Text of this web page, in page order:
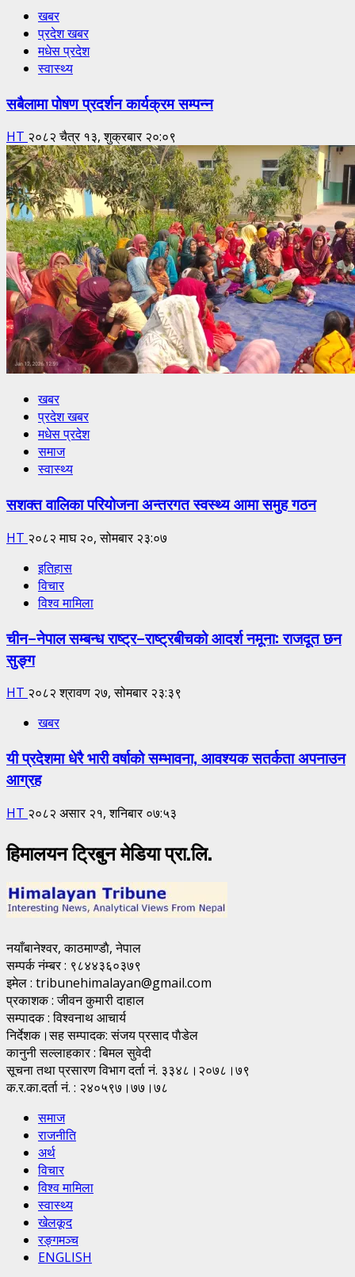
खबर
प्रदेश खबर
मधेस प्रदेश
स्वास्थ्य
सबैलामा पोषण प्रदर्शन कार्यक्रम सम्पन्न
HT २०८२ चैत्र १३, शुक्रबार २०:०९
खबर
प्रदेश खबर
मधेस प्रदेश
समाज
स्वास्थ्य
सशक्त वालिका परियोजना अन्तरगत स्वस्थ्य आमा समुह गठन
HT २०८२ माघ २०, सोमबार २३:०७
इतिहास
विचार
विश्व मामिला
चीन–नेपाल सम्बन्ध राष्ट्र–राष्ट्रबीचको आदर्श नमूना: राजदूत छन
सुङ्ग
HT २०८२ श्रावण २७, सोमबार २३:३९
खबर
यी प्रदेशमा धेरै भारी वर्षाको सम्भावना, आवश्यक सतर्कता अपनाउन
आग्रह
HT २०८२ असार २१, शनिबार ०७:५३
हिमालयन ट्रिबुन मेडिया प्रा.लि.
नयाँबानेश्वर, काठमाण्डाै, नेपाल
सम्पर्क नंम्बर : ९८४४३६०३७९
इमेल : tribunehimalayan@gmail.com
प्रकाशक : जीवन कुमारी दाहाल
सम्पादक : विश्वनाथ आचार्य
निर्देशक।सह सम्पादक: संजय प्रसाद पाैडेल
कानुनी सल्लाहकार : बिमल सुवेदी
सूचना तथा प्रसारण विभाग दर्ता नं. ३३४८।२०७८।७९
क.र.का.दर्ता नं. : २४०५९७।७७।७८
समाज
राजनीति
अर्थ
विचार
विश्व मामिला
स्वास्थ्य
खेलकूद
रङ्गमञ्च
ENGLISH